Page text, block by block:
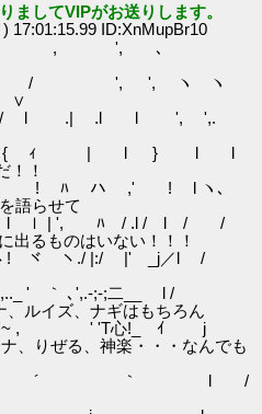
ましてVIPがお送りします。
17:01:15.99 ID:XnMupBr10
', ､
ヽ ヽ
.l l ', ',.
{ ｨ | l } l l
！
! ! ﾊ ハ ,' ! l ヽ､
らせて
| ', ﾊ / .l / l / /
ものはいない！！！
ヽ./ |:/ |' _j／l /
' ｀ ､',.-;‐;二__ l /
、ナギはもちろん
!~ , ' 'T心!_ ｲ j
、神楽・・・なんでも
´ ｀ l /